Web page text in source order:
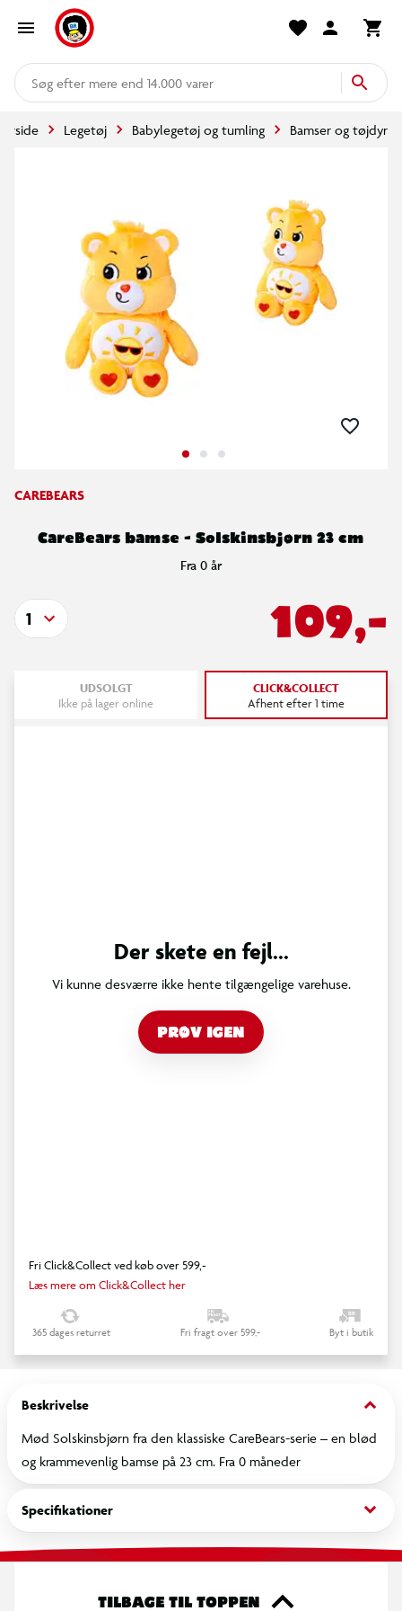
mere end 14.000 varer
Legetøj Babylegetøj og tumling Bamser og tøjdyr
CAREBEARS
CareBears bamse - Solskinsbjørn 23 cm
Fra 0 år
109,-
1
UDSOLGT
Ikke på lager online
CLICK&COLLECT
Afhent efter 1 time
Der skete en fejl...
Vi kunne desværre ikke hente tilgængelige varehuse.
PRØV IGEN
Fri Click&Collect ved køb over 599,-
Læs mere om Click&Collect her
365 dages returret Fri fragt over 599,- Byt i butik
Beskrivelse keyboard_arrow_down
Mød Solskinsbjørn fra den klassiske CareBears-serie – en blød
og krammevenlig bamse på 23 cm. Fra 0 måneder
Specifikationer keyboard_arrow_down
TILBAGE TIL TOPPEN